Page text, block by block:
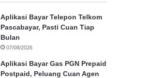
Aplikasi Bayar Telepon Telkom
Pascabayar, Pasti Cuan Tiap
Bulan
07/08/2026
Aplikasi Bayar Gas PGN Prepaid
Postpaid, Peluang Cuan Agen